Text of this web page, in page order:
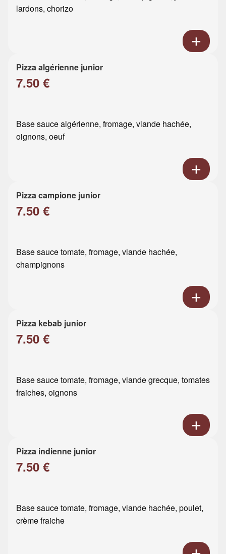
lardons, chorizo
Pizza algérienne junior
7.50 €
Base sauce algérienne, fromage, viande hachée,
oignons, oeuf
Pizza campione junior
7.50 €
Base sauce tomate, fromage, viande hachée,
champignons
Pizza kebab junior
7.50 €
Base sauce tomate, fromage, viande grecque, tomates
fraiches, oignons
Pizza indienne junior
7.50 €
Base sauce tomate, fromage, viande hachée, poulet,
crème fraiche